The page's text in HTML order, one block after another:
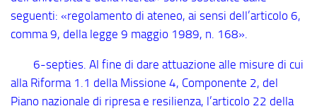
seguenti: «regolamento di ateneo, ai sensi dell’articolo 6,
comma 9, della legge 9 maggio 1989, n. 168».
6-septies . Al fine di dare attuazione alle misure di cui
alla Riforma 1.1 della Missione 4, Componente 2, del
Piano nazionale di ripresa e resilienza, l’articolo 22 della